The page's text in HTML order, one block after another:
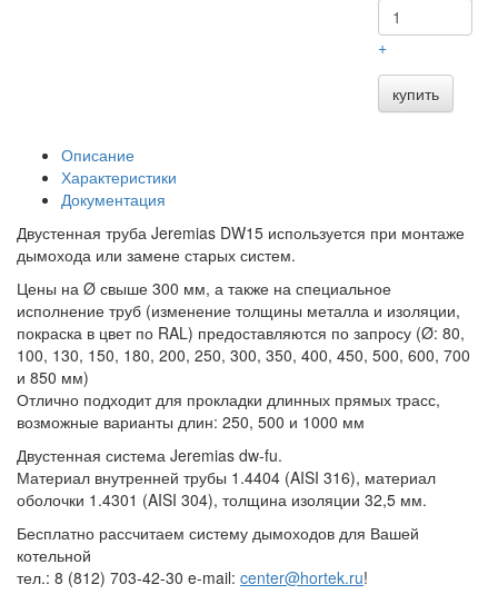
+
купить
Описание
Характеристики
Документация
Двустенная труба Jeremias DW15 используется при монтаже
дымохода или замене старых систем.
Цены на Ø свыше 300 мм, а также на специальное
исполнение труб (изменение толщины металла и изоляции,
покраска в цвет по RAL) предоставляются по запросу (Ø: 80,
100, 130, 150, 180, 200, 250, 300, 350, 400, 450, 500, 600, 700
и 850 мм)
Отлично подходит для прокладки длинных прямых трасс,
возможные варианты длин: 250, 500 и 1000 мм
Двустенная система Jeremias dw-fu.
Материал внутренней трубы 1.4404 (AISI 316), материал
оболочки 1.4301 (AISI 304), толщина изоляции 32,5 мм.
Бесплатно рассчитаем систему дымоходов для Вашей
котельной
тел.: 8 (812) 703-42-30 e-mail: center@hortek.ru!